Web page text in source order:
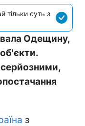
тільки суть з
Одещину,
з